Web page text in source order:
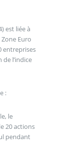
est liée à
Euro
entreprises
l’indice
:
le
20 actions
pendant